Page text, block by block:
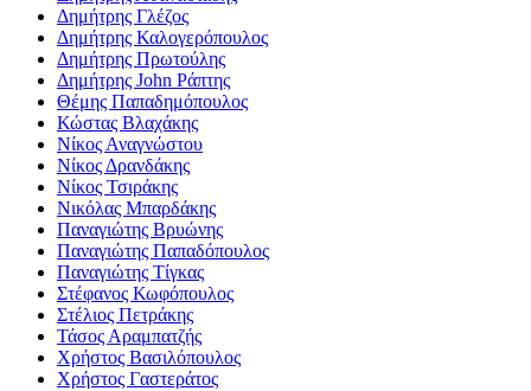
Δημήτρης Γλέζος
Δημήτρης Καλογερόπουλος
Δημήτρης Πρωτούλης
Δημήτρης John Ράπτης
Θέμης Παπαδημόπουλος
Κώστας Βλαχάκης
Νίκος Αναγνώστου
Νίκος Δρανδάκης
Νίκος Τσιράκης
Νικόλας Μπαρδάκης
Παναγιώτης Βρυώνης
Παναγιώτης Παπαδόπουλος
Παναγιώτης Τίγκας
Στέφανος Κωφόπουλος
Στέλιος Πετράκης
Τάσος Αραμπατζής
Χρήστος Βασιλόπουλος
Χρήστος Γαστεράτος